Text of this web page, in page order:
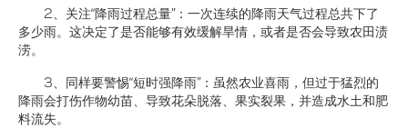
2、关注“降雨过程总量”：一次连续的降雨天气过程总共下了
多少雨。这决定了是否能够有效缓解旱情，或者是否会导致农田渍
涝。
3、同样要警惕“短时强降雨”：虽然农业喜雨，但过于猛烈的
降雨会打伤作物幼苗、导致花朵脱落、果实裂果，并造成水土和肥
料流失。